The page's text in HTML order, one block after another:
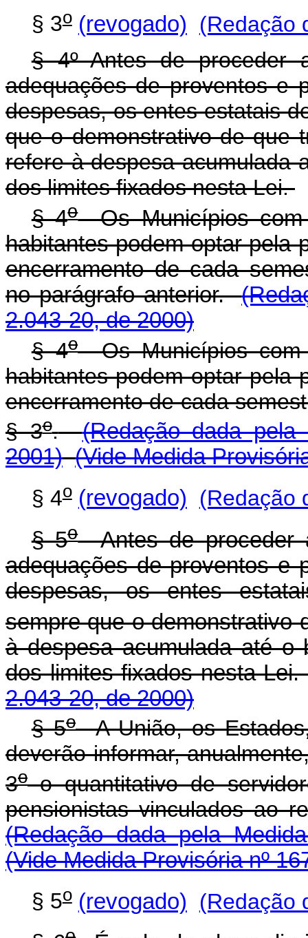
§ 3o (revogado)
(Redação
§ 4º Antes de proceder
adequações de proventos e
despesas, os entes estatais
que o demonstrativo de que
refere à despesa acumulada
dos limites fixados nesta Lei.
§ 4oOs Municípios com
habitantes podem optar pela
encerramento de cada
no parágrafo anterior.
2.043-20, de 2000)
§ 4oOs Municípios com
habitantes podem optar pela
encerramento de cada
§ 3o.
(Redação dada pela
2001) (Vide Medida
§ 4o (revogado)
(Redação
§ 5oAntes de proceder
adequações de proventos e
despesas, os entes
sempre que o demonstrativo
à despesa acumulada até o
dos limites fixados nesta
2.043-20, de 2000)
§ 5oA União, os
deverão informar,
3oo quantitativo de
pensionistas vinculados ao
(Redação dada pela
(Vide Medida Provisória nº
§ 5o (revogado)
(Redação